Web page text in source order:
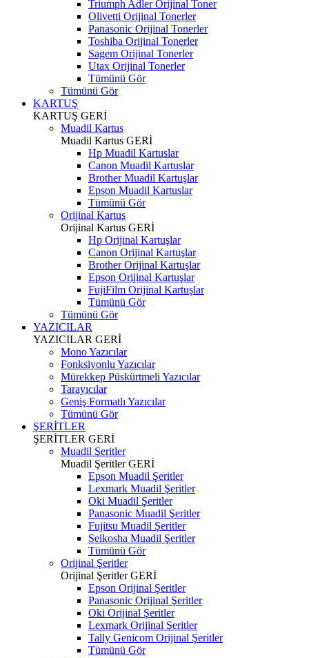
Triumph Adler Orijinal Toner
Olivetti Orijinal Tonerler
Panasonic Orijinal Tonerler
Toshiba Orijinal Tonerler
Sagem Orijinal Tonerler
Utax Orijinal Tonerler
Tümünü Gör
Tümünü Gör
KARTUŞ
KARTUŞ GERİ
Muadil Kartus
Muadil Kartus GERİ
Hp Muadil Kartuslar
Canon Muadil Kartuslar
Brother Muadil Kartuşlar
Epson Muadil Kartuslar
Tümünü Gör
Orijinal Kartus
Orijinal Kartus GERİ
Hp Orijinal Kartuşlar
Canon Orijinal Kartuşlar
Brother Orijinal Kartuşlar
Epson Orijinal Kartuşlar
FujiFilm Orijinal Kartuşlar
Tümünü Gör
Tümünü Gör
YAZICILAR
YAZICILAR GERİ
Mono Yazıcılar
Fonksiyonlu Yazıcılar
Mürekkep Püskürtmeli Yazıcılar
Tarayıcılar
Geniş Formatlı Yazıcılar
Tümünü Gör
ŞERİTLER
ŞERİTLER GERİ
Muadil Şeritler
Muadil ŞeritlerGERİ
Epson Muadil Şeritler
Lexmark Muadil Şeritler
Oki Muadil Şeritler
Panasonic Muadil Şeritler
Fujitsu Muadil Şeritler
Seikosha Muadil Şeritler
Tümünü Gör
Orijinal Şeritler
Orijinal ŞeritlerGERİ
Epson Orijinal Şeritler
Panasonic Orijinal Şeritler
Oki Orijinal Şeritler
Lexmark Orijinal Şeritler
Tally Genicom Orijinal Şeritler
Tümünü Gör